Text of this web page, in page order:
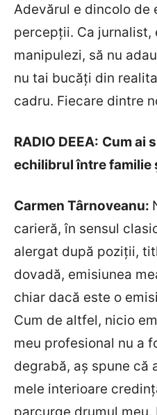
Adevărul e dincolo de
percepţii. Ca jurnalist,
manipulezi, să nu
nu tai bucăți din
cadru. Fiecare dintre
RADIO DEEA: Cum ai
echilibrul între familie
Carmen Târnoveanu:
carieră, în sensul
alergat după poziții,
dovadă, emisiunea
chiar dacă este o
Cum de altfel, nicio
meu profesional nu a
degrabă, aş spune că
mele interioare